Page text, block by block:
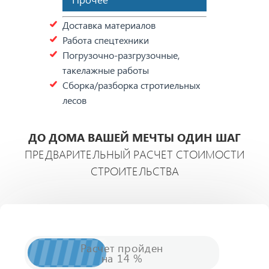
Доставка материалов
Работа спецтехники
Погрузочно-разгрузочные,
такелажные работы
Сборка/разборка стротиельных
лесов
ДО ДОМА ВАШЕЙ МЕЧТЫ ОДИН ШАГ
ПРЕДВАРИТЕЛЬНЫЙ РАСЧЕТ СТОИМОСТИ
СТРОИТЕЛЬСТВА
Расчет пройден
на 14 %